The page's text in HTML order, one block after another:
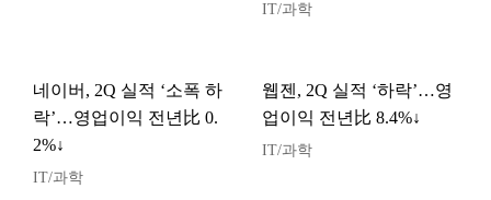
IT/과학
네이버, 2Q 실적 ‘소폭 하
락’…영업이익 전년比 0.
2%↓
IT/과학
웹젠, 2Q 실적 ‘하락’…영
업이익 전년比 8.4%↓
IT/과학